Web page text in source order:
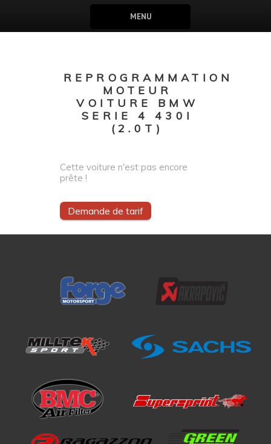
MENU
REPROGRAMMATION
MOTEUR
VOITURE BMW
SERIE 4 430I
(2.0T)
Cette voiture n'est pas encore
prête !
Demande de tarif